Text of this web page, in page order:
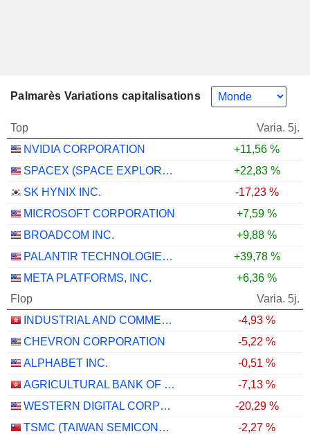
Palmarès Variations capitalisations
Top
Varia. 5j.
NVIDIA CORPORATION
+11,56 %
SPACEX (SPACE EXPLORATION TECHNOLOGIES)
+22,83 %
SK HYNIX INC.
-17,23 %
MICROSOFT CORPORATION
+7,59 %
BROADCOM INC.
+9,88 %
PALANTIR TECHNOLOGIES INC.
+39,78 %
META PLATFORMS, INC.
+6,36 %
Flop
Varia. 5j.
INDUSTRIAL AND COMMERCIAL BANK OF CHINA LIMITED
-4,93 %
CHEVRON CORPORATION
-5,22 %
ALPHABET INC.
-0,51 %
AGRICULTURAL BANK OF CHINA LIMITED
-7,13 %
WESTERN DIGITAL CORPORATION
-20,29 %
TSMC (TAIWAN SEMICONDUCTOR MANUFACTURING COMPANY)
-2,27 %